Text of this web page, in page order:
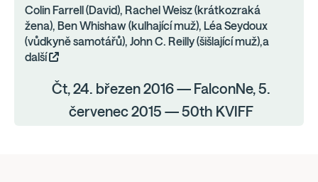
Colin Farrell (David), Rachel Weisz (krátkozraká
žena), Ben Whishaw (kulhající muž), Léa Seydoux
(vůdkyně samotářů), John C. Reilly (šišlající muž),a
další
Čt, 24. březen 2016 — FalconNe, 5.
červenec 2015 — 50th KVIFF